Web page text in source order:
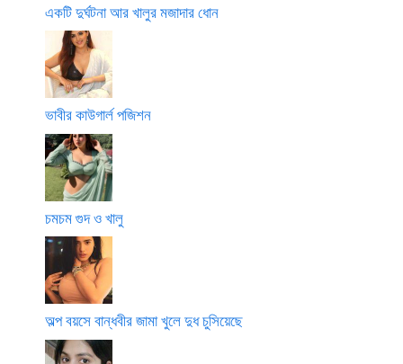
একটি দুর্ঘটনা আর খালুর মজাদার ধোন
ভাবীর কাউগার্ল পজিশন
চমচম গুদ ও খালু
অল্প বয়সে বান্ধবীর জামা খুলে দুধ চুসিয়েছে